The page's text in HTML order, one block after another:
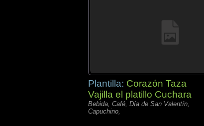
Plantilla: Corazón Taza
Vajilla el platillo Cuchara
Bebida, Café, Día de San Valentín,
Capuchino,